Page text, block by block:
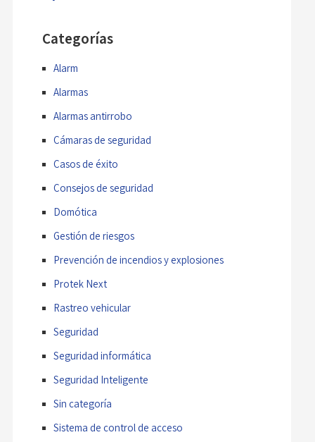
Categorías
Alarm
Alarmas
Alarmas antirrobo
Cámaras de seguridad
Casos de éxito
Consejos de seguridad
Domótica
Gestión de riesgos
Prevención de incendios y explosiones
Protek Next
Rastreo vehicular
Seguridad
Seguridad informática
Seguridad Inteligente
Sin categoría
Sistema de control de acceso